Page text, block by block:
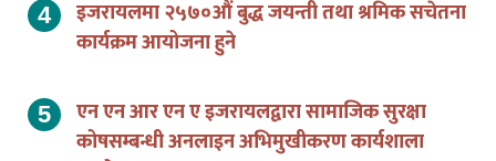
कार्यक्रम आयोजना हुने
कोषसम्बन्धी अनलाइन अभिमुखीकरण कार्यशाला
आयोजना